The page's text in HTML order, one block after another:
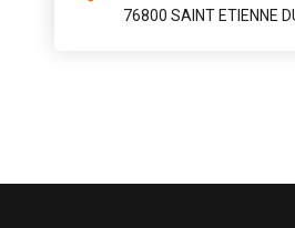
76800 SAINT ETIENNE